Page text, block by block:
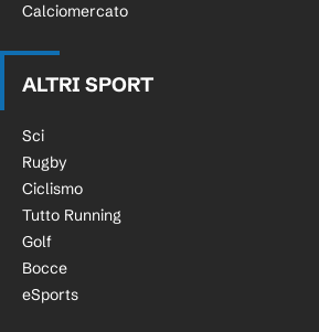
Calciomercato
ALTRI SPORT
Sci
Rugby
Ciclismo
Tutto Running
Golf
Bocce
eSports